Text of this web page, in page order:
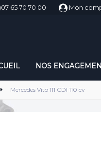
NOS
Mercedes Vito 111 CDI 110 cv
65 70 70 00 Mon